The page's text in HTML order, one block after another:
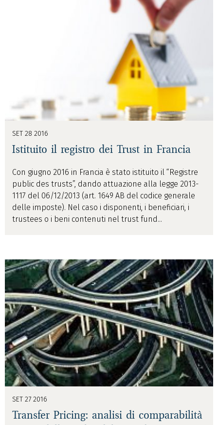
SET 28 2016
Istituito il registro dei Trust in Francia
Con giugno 2016 in Francia è stato istituito il “Registre
public des trusts”, dando attuazione alla legge 2013-
1117 del 06/12/2013 (art. 1649 AB del codice generale
delle imposte). Nel caso i disponenti, i beneficiari, i
trustees o i beni contenuti nel trust fund...
SET 27 2016
Transfer Pricing: analisi di comparabilità